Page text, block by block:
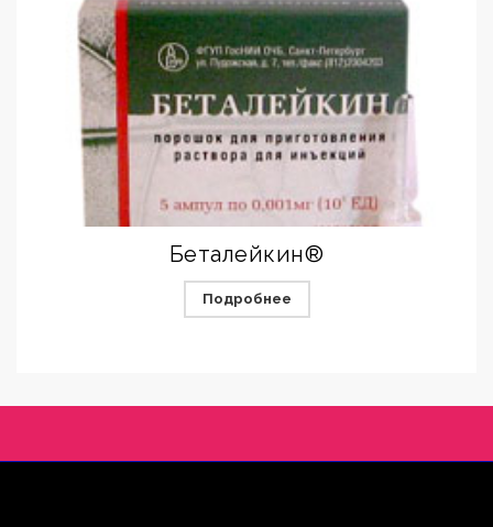
Беталейкин®
Подробнее